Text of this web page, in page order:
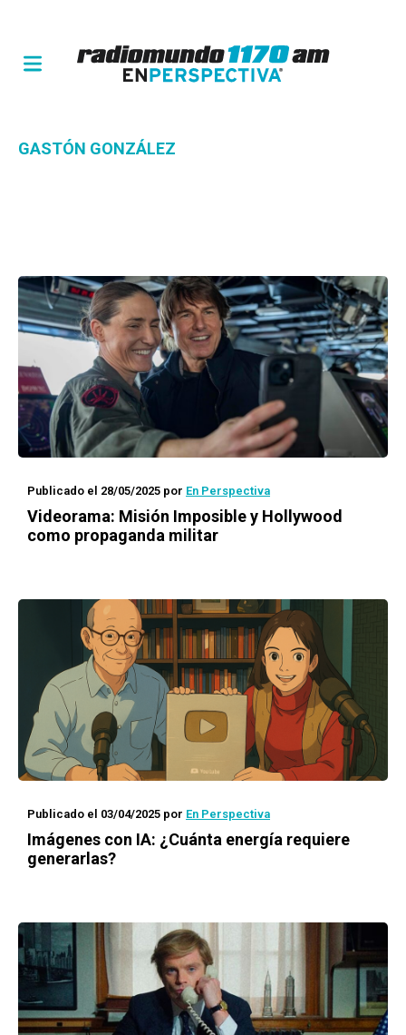
GASTÓN GONZÁLEZ
Publicado el 28/05/2025 por En Perspectiva
Videorama: Misión Imposible y Hollywood
como propaganda militar
Publicado el 03/04/2025 por En Perspectiva
Imágenes con IA: ¿Cuánta energía requiere
generarlas?